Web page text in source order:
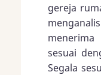
gereja
sesuai
Segala